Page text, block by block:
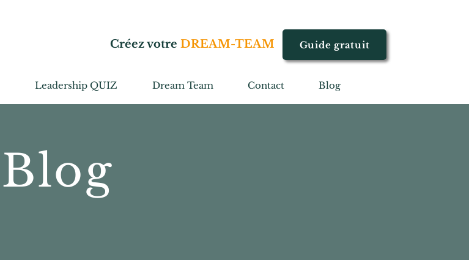
Créez votre DREAM-TEAM Guide gratuit
Leadership QUIZ Dream Team Contact Blog
Blog